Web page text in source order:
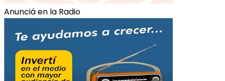
Anunciá en la Radio